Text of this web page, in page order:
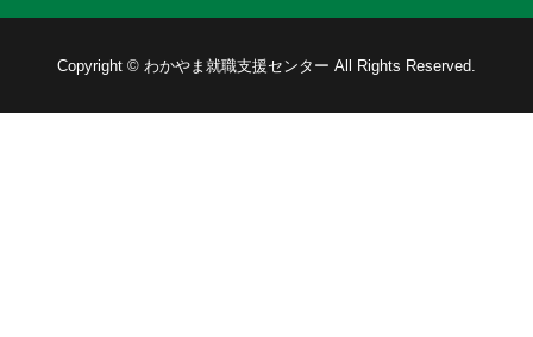
Copyright © わかやま就職支援センター All Rights Reserved.